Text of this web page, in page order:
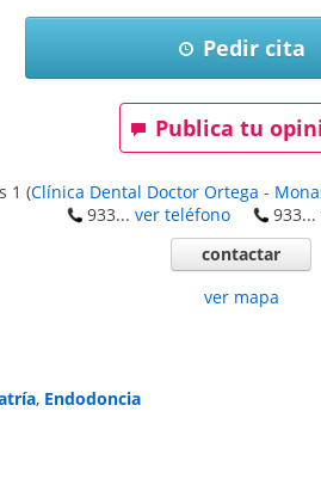
Pedir cita
Publica tu
1 (Clínica Dental Doctor Ortega -
933... ver teléfono 933...
contactar
ver mapa
, Endodoncia